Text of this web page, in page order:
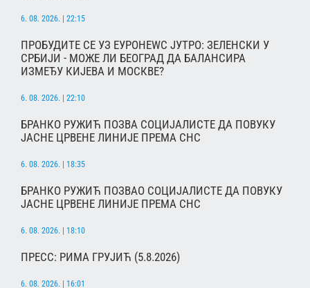
6. 08. 2026. | 22:15
ПРОБУДИТЕ СЕ УЗ ЕУРОНЕWС ЈУТРО: ЗЕЛЕНСКИ У
СРБИЈИ - МОЖЕ ЛИ БЕОГРАД ДА БАЛАНСИРА
ИЗМЕЂУ КИЈЕВА И МОСКВЕ?
6. 08. 2026. | 22:10
БРАНКО РУЖИЋ ПОЗВА СОЦИЈАЛИСТЕ ДА ПОВУКУ
ЈАСНЕ ЦРВЕНЕ ЛИНИЈЕ ПРЕМА СНС
6. 08. 2026. | 18:35
БРАНКО РУЖИЋ ПОЗВАО СОЦИЈАЛИСТЕ ДА ПОВУКУ
ЈАСНЕ ЦРВЕНЕ ЛИНИЈЕ ПРЕМА СНС
6. 08. 2026. | 18:10
ПРЕСС: РИМА ГРУЈИЋ (5.8.2026)
6. 08. 2026. | 16:01